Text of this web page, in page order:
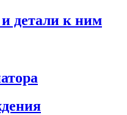
детали к ним